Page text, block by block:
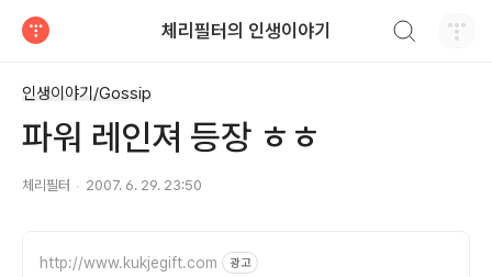
체리필터의 인생이야기
인생이야기/Gossip
파워 레인져 등장 ㅎㅎ
체리필터 2007. 6. 29. 23:50
http://www.kukjegift.com 광고